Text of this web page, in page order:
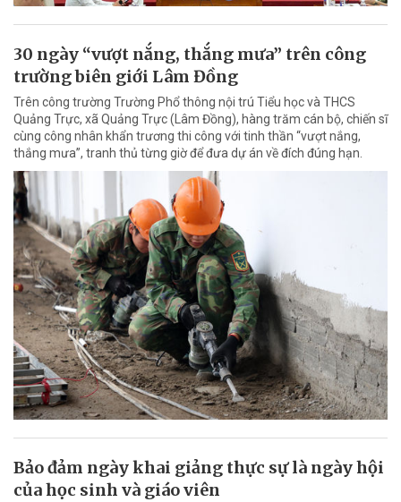
30 ngày “vượt nắng, thắng mưa” trên công
trường biên giới Lâm Đồng
Trên công trường Trường Phổ thông nội trú Tiểu học và THCS
Quảng Trực, xã Quảng Trực (Lâm Đồng), hàng trăm cán bộ, chiến sĩ
cùng công nhân khẩn trương thi công với tinh thần “vượt nắng,
thắng mưa”, tranh thủ từng giờ để đưa dự án về đích đúng hạn.
Bảo đảm ngày khai giảng thực sự là ngày hội
của học sinh và giáo viên